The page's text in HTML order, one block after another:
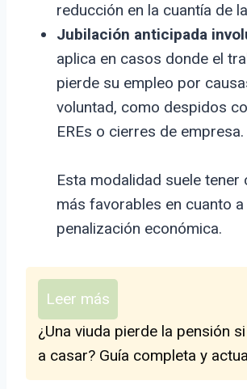
reducción en la cuantía de
Jubilación anticipada
aplica en casos donde el
pierde su empleo por
voluntad, como despidos
EREs o cierres de empresa.
Esta modalidad suele tener
más favorables en cuanto a
penalización económica.
Leer más
¿Una viuda pierde la pensión
a casar? Guía completa y